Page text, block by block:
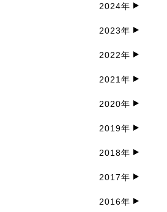
2024年
2023年
2022年
2021年
2020年
2019年
2018年
2017年
2016年